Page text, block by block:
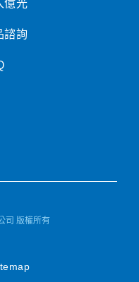
億光
諮詢
司 版權所有